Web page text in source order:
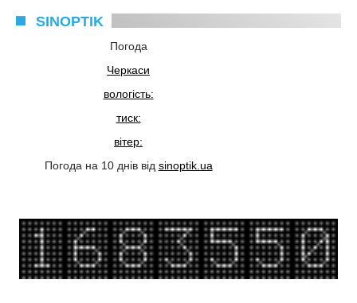
SINOPTIK
Погода
Черкаси
вологість:
тиск:
вітер:
Погода на 10 днів від sinoptik.ua